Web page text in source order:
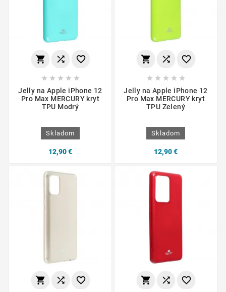
  
    
Jelly na Apple iPhone 12
Pro Max MERCURY kryt
TPU Modrý
Skladom
12,90 €
  
    
Jelly na Apple iPhone 12
Pro Max MERCURY kryt
TPU Zelený
Skladom
12,90 €
     